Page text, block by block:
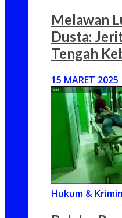
Melawan
Dusta:
Tengah
15 MARET 2025
Hukum &